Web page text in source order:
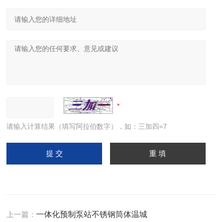
请输入计算结果（填写阿拉伯数字），如：三加四=7
上一篇：一体化预制泵站不锈钢筒体温城